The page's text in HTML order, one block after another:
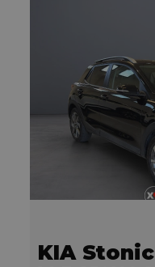
KIA Stonic